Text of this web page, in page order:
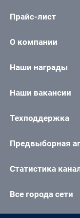
Прайс-лист
О компании
Наши награды
Наши вакансии
Техподдержка
Предвыборная
Статистика
Все города сети